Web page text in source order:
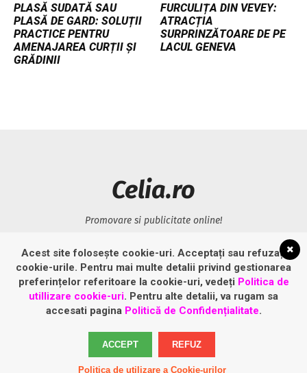
PLASĂ SUDATĂ SAU
PLASĂ DE GARD: SOLUȚII
PRACTICE PENTRU
AMENAJAREA CURȚII ȘI
GRĂDINII
FURCULIȚA DIN VEVEY:
ATRACȚIA
SURPRINZĂTOARE DE PE
LACUL GENEVA
Celia.ro
Promovare si publicitate online!
LINK-URI UTILE
Politică privind fișierele cookies
Politică de confidențialitate
Acest site folosește cookie-uri. Acceptați sau refuzați
cookie-urile. Pentru mai multe detalii privind gestionarea
preferințelor referitoare la cookie-uri, vedeți Politica de
utillizare cookie-uri. Pentru alte detalii, va rugam sa
accesati pagina Politică de Confidențialitate.
ACCEPT REFUZ
Politica de utilizare a Cookie-urilor